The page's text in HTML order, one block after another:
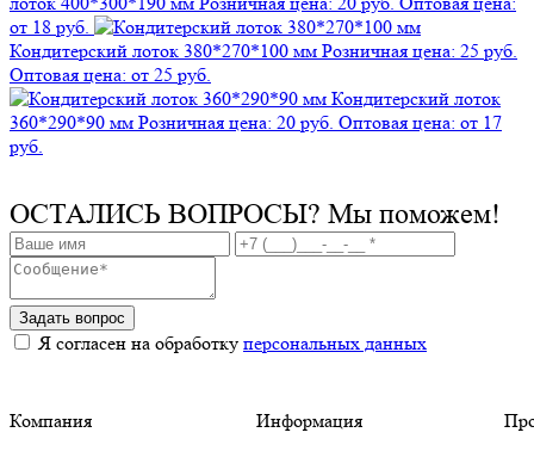
от 18 руб.
Кондитерский лоток 380*270*100 мм Розничная цена: 25 руб.
Оптовая цена: от 25 руб.
Кондитерский лоток
360*290*90 мм Розничная цена: 20 руб. Оптовая цена: от 17
руб.
ОСТАЛИСЬ ВОПРОСЫ? Мы поможем!
Задать вопрос
Я согласен на обработку персональных данных
Компания
Информация